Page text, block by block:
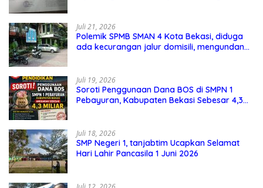
Juli 21, 2026
Polemik SPMB SMAN 4 Kota Bekasi, diduga
ada kecurangan jalur domisili, mengundang
Juli 19, 2026
Soroti Penggunaan Dana BOS di SMPN 1
Pebayuran, Kabupaten Bekasi Sebesar 4,3
Juli 18, 2026
SMP Negeri 1, tanjabtim Ucapkan Selamat
Hari Lahir Pancasila 1 Juni 2026